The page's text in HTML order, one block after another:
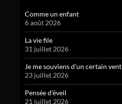
Comme un enfant
6 août 2026
La vie file
31 juillet 2026
Je me souviens d’un certain vent
23 juillet 2026
Pensée d’éveil
21 juillet 2026